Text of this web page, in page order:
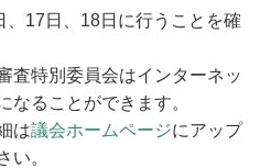
17日、18日に行うことを確
特別委員会はインターネッ
なることができます。
は議会ホームページにアップ
い。